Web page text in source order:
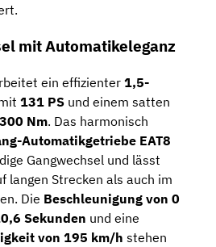
mit Automatikeleganz
ein effizienter 1,5-
131 PS und einem satten
Nm. Das harmonisch
Automatikgetriebe EAT8
Gangwechsel und lässt
langen Strecken als auch im
Die Beschleunigung von 0
Sekunden und eine
von 195 km/h stehen